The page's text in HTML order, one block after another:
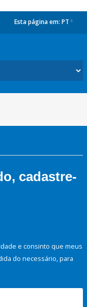
Esta página em: PT
cadastre-
e consinto que meus
do necessário, para